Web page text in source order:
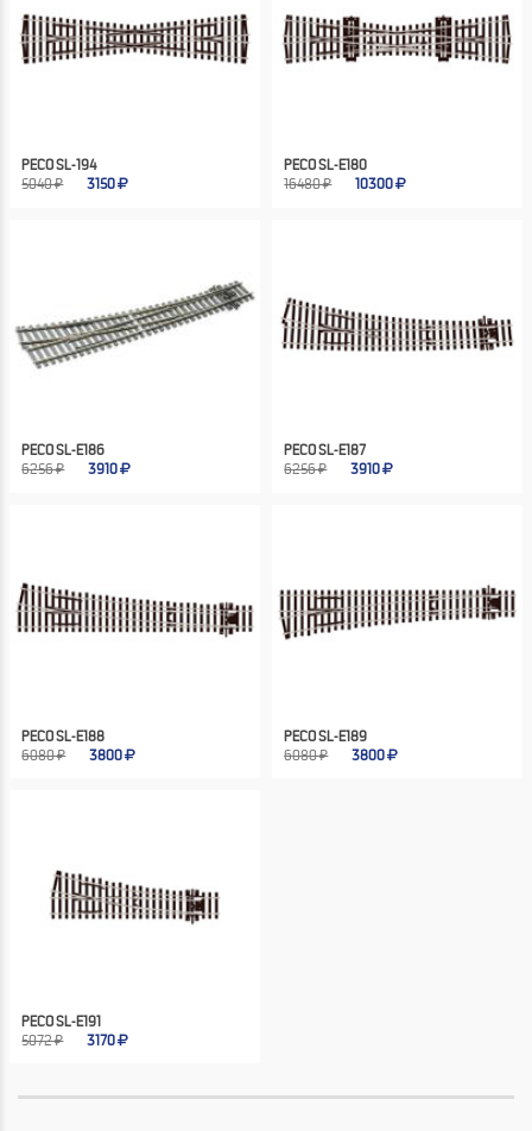
PECO SL-194
5040 ₽
3150
PECO SL-E180
16480 ₽
10300
PECO SL-E186
6256 ₽
3910
PECO SL-E187
6256 ₽
3910
PECO SL-E188
6080 ₽
3800
PECO SL-E189
6080 ₽
3800
PECO SL-E191
5072 ₽
3170